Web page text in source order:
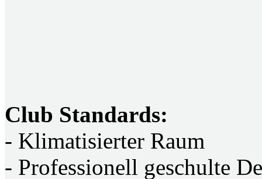
Club Standards:
- Klimatisierter Raum
- Professionell geschulte